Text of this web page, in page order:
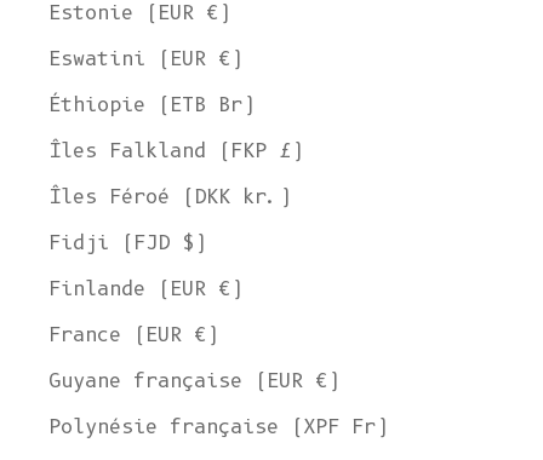
Estonie (EUR €)
Eswatini (EUR €)
Éthiopie (ETB Br)
Îles Falkland (FKP £)
Îles Féroé (DKK kr.)
Fidji (FJD $)
Finlande (EUR €)
France (EUR €)
Guyane française (EUR €)
Polynésie française (XPF Fr)